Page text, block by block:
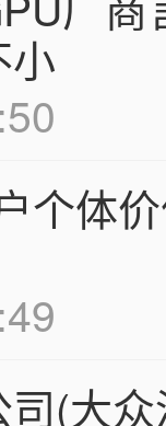
小
个体
(大